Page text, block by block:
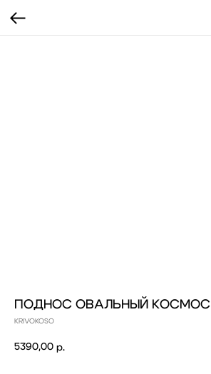
ПОДНОС ОВАЛЬНЫЙ КОСМОС
KRIVOKOSO
5390,00 р.